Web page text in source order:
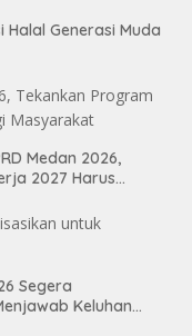
Generasi Muda
Medan 2026,
2027 Harus
Segera
Keluhan